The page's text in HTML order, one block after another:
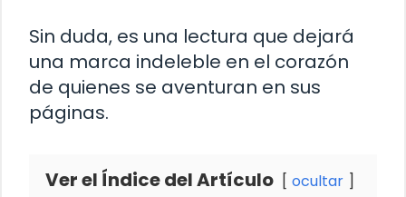
Sin duda, es una lectura que dejará
una marca indeleble en el corazón
de quienes se aventuran en sus
páginas.
Ver el Índice del Artículo ocultar